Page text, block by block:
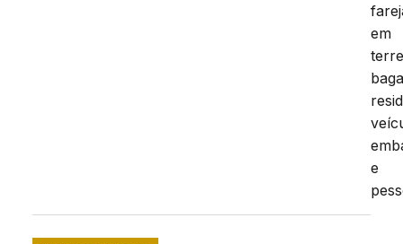
em
e